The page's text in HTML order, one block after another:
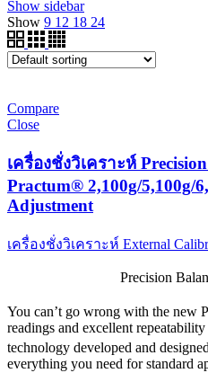
Show sidebar
Show 9 12 18 24
Compare
Close
เครื่องชั่งวิเคราะห์
Practum® 2,100g/5,100g/
Adjustment
เครื่องชั่งวิเคราะห์ External
Precision
You can’t go wrong with the new
readings and excellent
technology developed and
everything you need for standard